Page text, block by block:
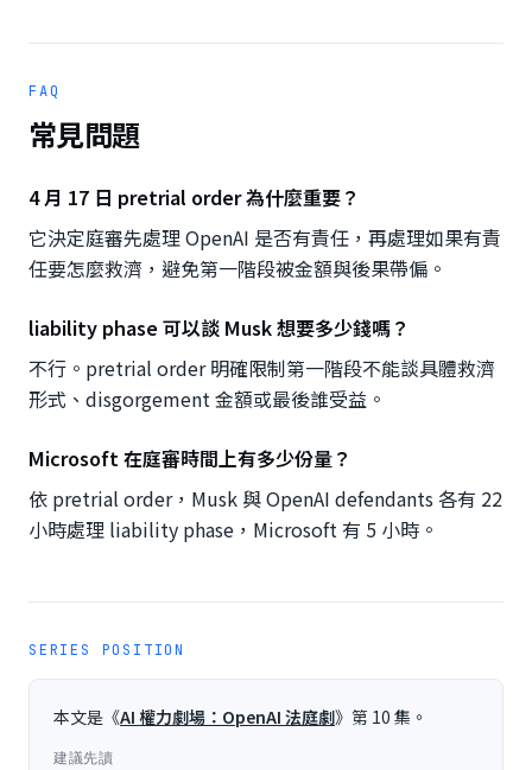
FAQ
常見問題
4 月 17 日 pretrial order 為什麼重要？
它決定庭審先處理 OpenAI 是否有責任，再處理如果有責
任要怎麼救濟，避免第一階段被金額與後果帶偏。
liability phase 可以談 Musk 想要多少錢嗎？
不行。pretrial order 明確限制第一階段不能談具體救濟
形式、disgorgement 金額或最後誰受益。
Microsoft 在庭審時間上有多少份量？
依 pretrial order，Musk 與 OpenAI defendants 各有 22
小時處理 liability phase，Microsoft 有 5 小時。
SERIES POSITION
本文是《AI 權力劇場：OpenAI 法庭劇》第 10 集。
建議先讀